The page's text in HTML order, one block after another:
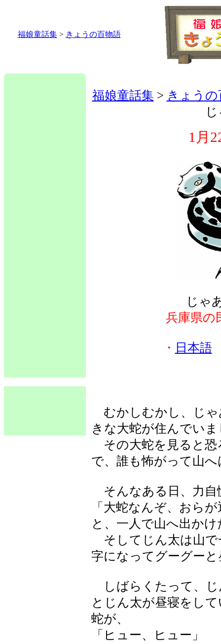
福娘童話集> きょうの百物語
福娘童話集 > きょうの
1月
じゃ
兵庫県の
・ 日本語
むかしむかし、じゃ
きな大蛇が住んでい
その大蛇を見ると恐
で、誰も怖がって山
そんなある日、力自
「大蛇なんぞ、おら
と、一人で山へ出か
そしてじん太は山で
字になってグーグー
しばらくたって、じ
とじん太が昼寝をし
蛇が、
「ヒュー、ヒュー」